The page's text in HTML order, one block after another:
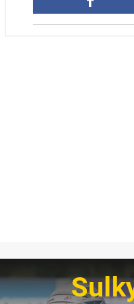
Constanza Flores och
Jolicoeur vann